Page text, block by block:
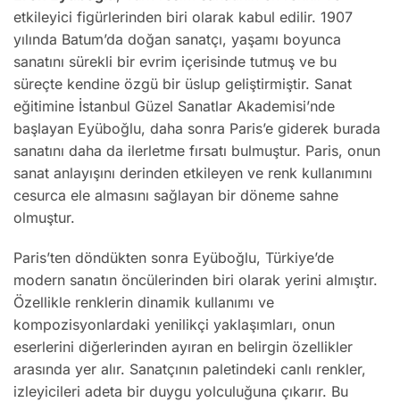
etkileyici figürlerinden biri olarak kabul edilir. 1907
yılında Batum’da doğan sanatçı, yaşamı boyunca
sanatını sürekli bir evrim içerisinde tutmuş ve bu
süreçte kendine özgü bir üslup geliştirmiştir. Sanat
eğitimine İstanbul Güzel Sanatlar Akademisi’nde
başlayan Eyüboğlu, daha sonra Paris’e giderek burada
sanatını daha da ilerletme fırsatı bulmuştur. Paris, onun
sanat anlayışını derinden etkileyen ve renk kullanımını
cesurca ele almasını sağlayan bir döneme sahne
olmuştur.
Paris’ten döndükten sonra Eyüboğlu, Türkiye’de
modern sanatın öncülerinden biri olarak yerini almıştır.
Özellikle renklerin dinamik kullanımı ve
kompozisyonlardaki yenilikçi yaklaşımları, onun
eserlerini diğerlerinden ayıran en belirgin özellikler
arasında yer alır. Sanatçının paletindeki canlı renkler,
izleyicileri adeta bir duygu yolculuğuna çıkarır. Bu